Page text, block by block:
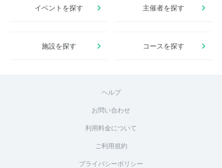
イベントを探す 主催者を探す
施設を探す コースを探す
ヘルプ
お問い合わせ
利用料金について
ご利用規約
プライバシーポリシー